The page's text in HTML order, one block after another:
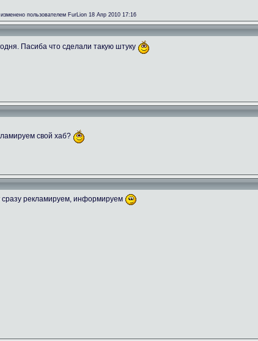
пользователем FurLion 18 Апр 2010 17:16
Пасиба что сделали такую штуку
свой хаб?
рекламируем, информируем